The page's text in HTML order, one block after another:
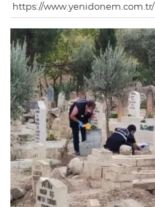
https://www.yenidonem.com.tr/